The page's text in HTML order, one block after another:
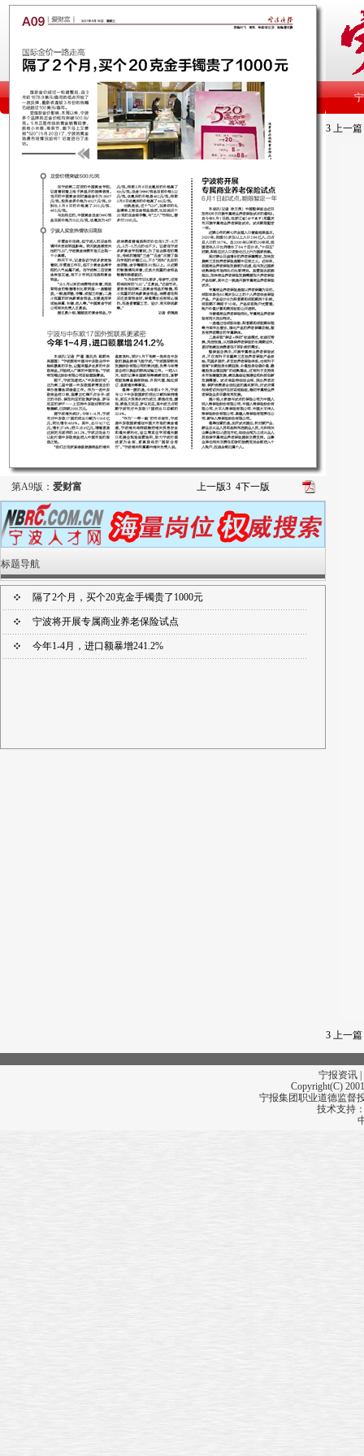
第A9版： 爱财富 上一版3 4下一版
标题导航
隔了2个月，买个20克金手镯贵了1000元
宁波将开展专属商业养老保险试点
今年1-4月，进口额暴增241.2%
3 上一篇
3 上一篇
宁报资讯
Copyright(C)
宁报集团职业道德监督
技术支持